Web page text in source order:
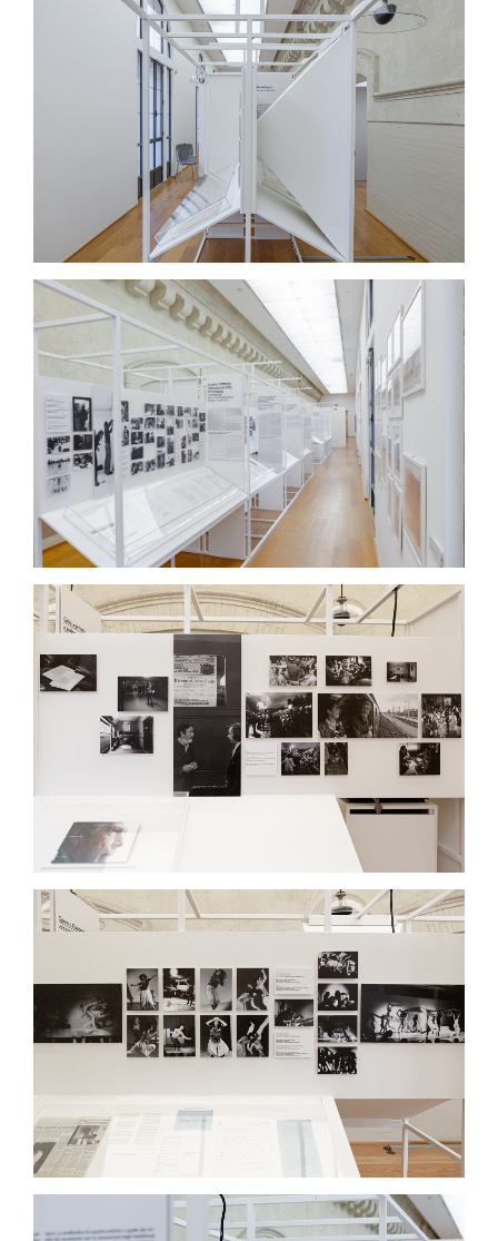
L’allestimento si configura come un catalogo
tridimensionale: una sequenza di moduli leggeri
in ferro e legno dipinto, disposti come capitoli
Fondamentale, in questo processo, è il ruolo
della grafica: sistema di orientamento e di
senso, rende leggibili contenuti densi, ne
valorizza la struttura, ne amplifica il ritmo. La
visual identity diventa così ponte tra opera e
pubblico, tra storia e presente.
Un progetto che guarda ai libri pop-up
dell’infanzia, capaci di meravigliare a ogni
pagina. Così, anche lo spazio espositivo invita a
leggere, imparare e immaginare nuove storie.